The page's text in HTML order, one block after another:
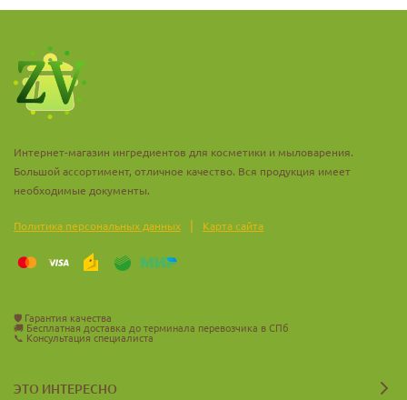
Интернет-магазин ингредиентов для косметики и мыловарения.
Большой ассортимент, отличное качество. Вся продукция имеет
необходимые документы.
Политика персональных данных | Карта сайта
🛡️ Гарантия качества
🚚 Бесплатная доставка до терминала перевозчика в СПб
📞 Консультация специалиста
ЭТО ИНТЕРЕСНО